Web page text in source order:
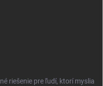
riešenie pre ľudí, ktorí myslia